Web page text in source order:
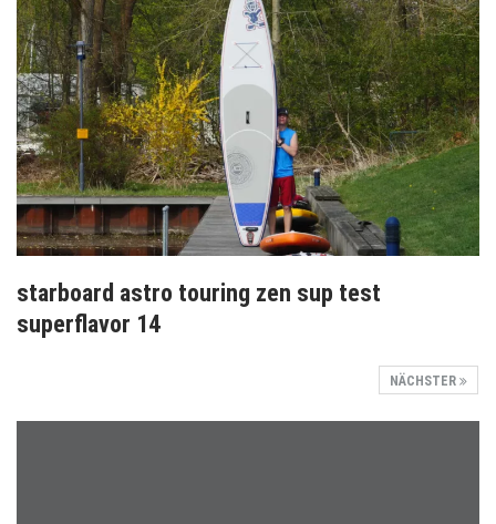
starboard astro touring zen sup test
superflavor 14
NÄCHSTER